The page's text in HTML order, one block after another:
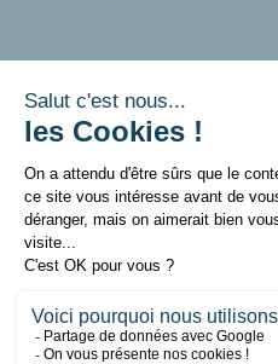
Les différents types
Chariots élévateurs
Les chariots élévateurs
aux environnements intérieurs
distribution. Leur principal atout
et écologique, sans émission
environnemental tout en assurant
Contact
Mentions légales